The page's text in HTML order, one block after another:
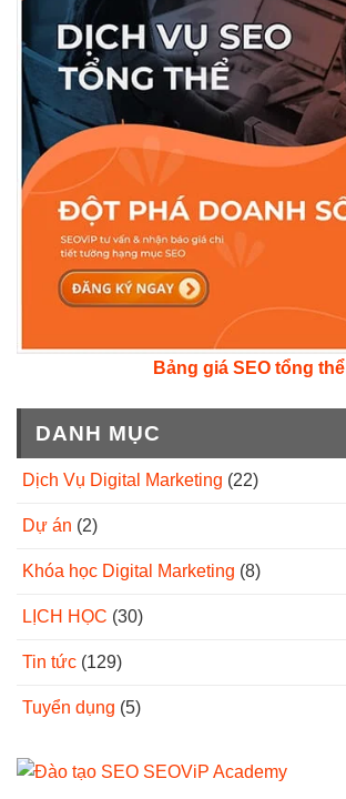
Bảng giá SEO tổng thể
DANH MỤC
Dịch Vụ Digital Marketing (22)
Dự án (2)
Khóa học Digital Marketing (8)
LỊCH HỌC (30)
Tin tức (129)
Tuyển dụng (5)